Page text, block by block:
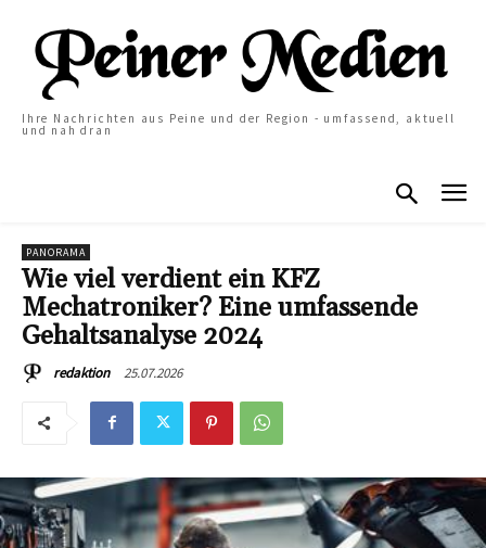
Ihre Nachrichten aus Peine und der Region - umfassend, aktuell
und nah dran
PANORAMA
Wie viel verdient ein KFZ
Mechatroniker? Eine umfassende
Gehaltsanalyse 2024
redaktion 25.07.2026